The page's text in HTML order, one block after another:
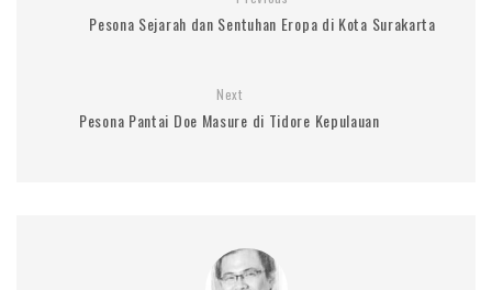
Pesona Sejarah dan Sentuhan Eropa di Kota Surakarta
Next
Pesona Pantai Doe Masure di Tidore Kepulauan